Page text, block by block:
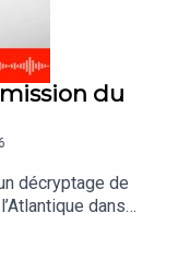
du
décryptage de
dans